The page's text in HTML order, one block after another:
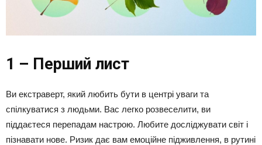
1 – Перший лист
Ви екстраверт, який любить бути в центрі уваги та
спілкуватися з людьми. Вас легко розвеселити, ви
піддаєтеся перепадам настрою. Любите досліджувати світ і
пізнавати нове. Ризик дає вам емоційне підживлення, в рутині